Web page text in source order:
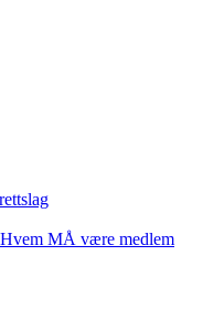
MÅ være medlem